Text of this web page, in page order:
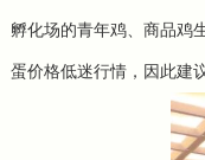
孵化场的青年鸡、商品鸡
蛋价格低迷行情，因此建